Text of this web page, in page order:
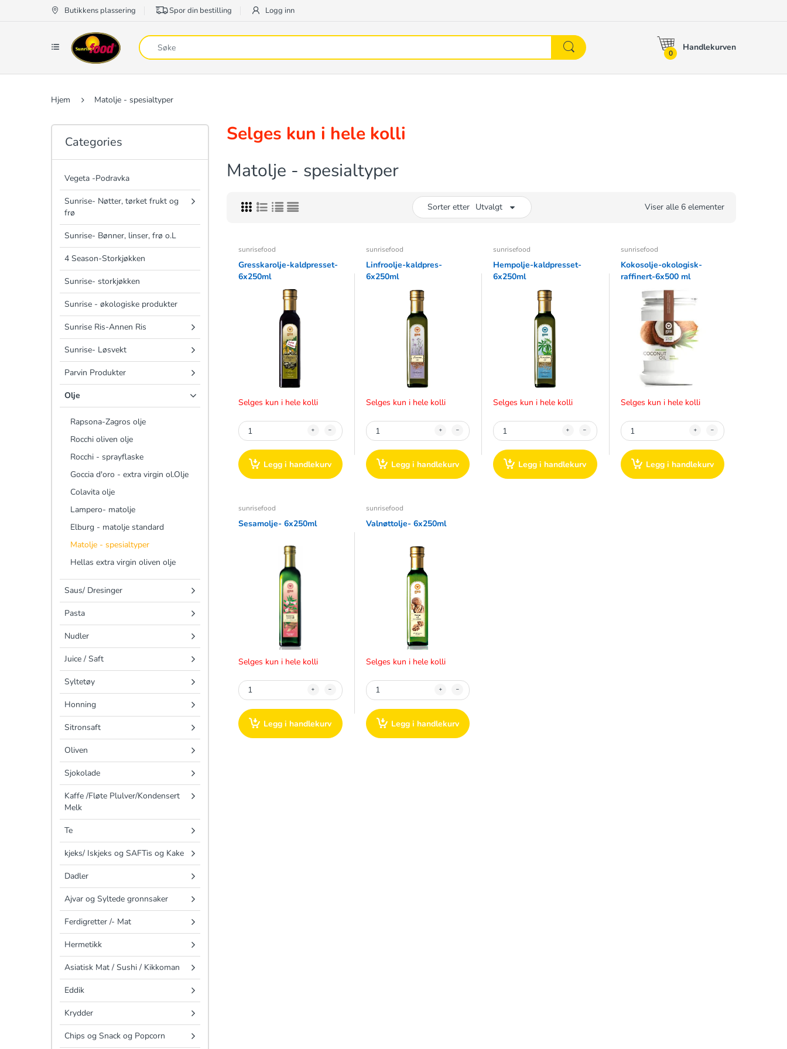
Butikkens plassering Spor din bestilling Logg inn
0
Handlekurven
Hjem Matolje - spesialtyper
Categories
Vegeta -Podravka
Sunrise- Nøtter, tørket frukt og
frø
Sunrise- Bønner, linser, frø o.L
4 Season-Storkjøkken
Sunrise- storkjøkken
Sunrise - økologiske produkter
Sunrise Ris-Annen Ris
Sunrise- Løsvekt
Parvin Produkter
Olje
Rapsona-Zagros olje
Rocchi oliven olje
Rocchi - sprayflaske
Goccia d'oro - extra virgin ol.Olje
Colavita olje
Lampero- matolje
Elburg - matolje standard
Matolje - spesialtyper
Hellas extra virgin oliven olje
Saus/ Dresinger
Pasta
Nudler
Juice / Saft
Syltetøy
Honning
Sitronsaft
Oliven
Sjokolade
Kaffe /Fløte Plulver/Kondensert
Melk
Te
kjeks/ Iskjeks og SAFTis og Kake
Dadler
Ajvar og Syltede gronnsaker
Ferdigretter /- Mat
Hermetikk
Asiatisk Mat / Sushi / Kikkoman
Eddik
Krydder
Chips og Snack og Popcorn
Selges kun i hele kolli
Matolje - spesialtyper
Sorter etter Utvalgt Viser alle 6 elementer
sunrisefood
Gresskarolje-kaldpresset-
6x250ml
Selges kun i hele kolli
Legg i handlekurv
sunrisefood
Linfroolje-kaldpres-
6x250ml
Selges kun i hele kolli
Legg i handlekurv
sunrisefood
Hempolje-kaldpresset-
6x250ml
Selges kun i hele kolli
Legg i handlekurv
sunrisefood
Kokosolje-okologisk-
raffinert-6x500 ml
Selges kun i hele kolli
Legg i handlekurv
sunrisefood
Sesamolje- 6x250ml
Selges kun i hele kolli
Legg i handlekurv
sunrisefood
Valnøttolje- 6x250ml
Selges kun i hele kolli
Legg i handlekurv